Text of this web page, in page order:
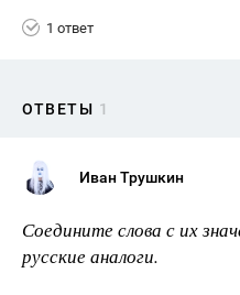
1 ответ
ОТВЕТЫ 1
Иван Трушкин
Соедините слова с их
русские аналоги.